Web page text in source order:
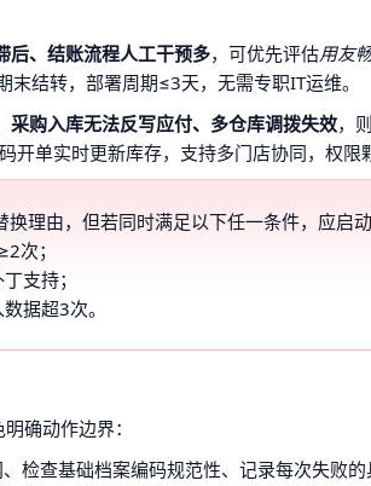
后、结账流程人工干预多，可优先评估用友
结转，部署周期≤3天，无需专职IT运维。
采购入库无法反写应付、多仓库调拨失效，则
开单实时更新库存，支持多门店协同，权限
理由，但若同时满足以下任一条件，应启
次；
支持；
据超3次。
确动作边界：
检查基础档案编码规范性、记录每次失败